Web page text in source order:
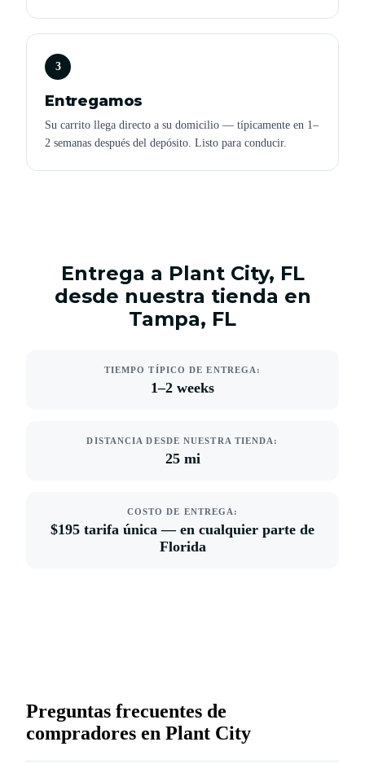
3
Entregamos
Su carrito llega directo a su domicilio — típicamente en 1–
2 semanas después del depósito. Listo para conducir.
Entrega a Plant City, FL
desde nuestra tienda en
Tampa, FL
TIEMPO TÍPICO DE ENTREGA:
1–2 weeks
DISTANCIA DESDE NUESTRA TIENDA:
25 mi
COSTO DE ENTREGA:
$195 tarifa única — en cualquier parte de
Florida
Preguntas frecuentes de
compradores en Plant City